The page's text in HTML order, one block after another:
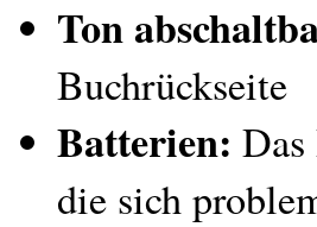
Ton
Buchrückseite
Batterien:
die sich